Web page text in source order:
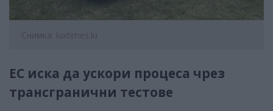
Снимка: luxtimes.lu
ЕС иска да ускори процеса чрез
трансгранични тестове